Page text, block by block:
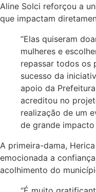
Aline Solci reforçou a
que impactam
“Elas quiseram
mulheres e
repassar todos os
sucesso da
apoio da
acreditou no
realização de um
de grande impacto
A primeira-dama,
emocionada a
acolhimento do